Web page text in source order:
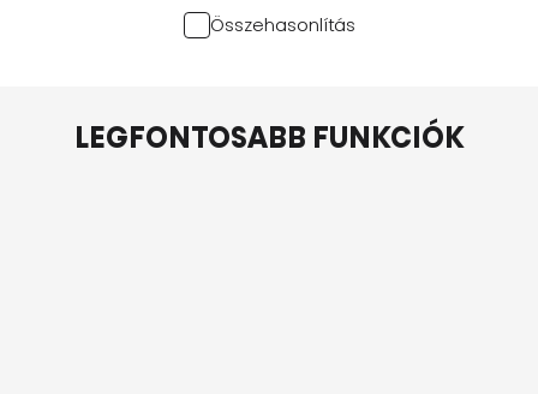
Összehasonlítás
LEGFONTOSABB FUNKCIÓK